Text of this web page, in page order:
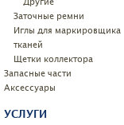
Заточные ремни
Иглы для маркировщика
тканей
Щетки коллектора
Запасные части
Аксессуары
УСЛУГИ